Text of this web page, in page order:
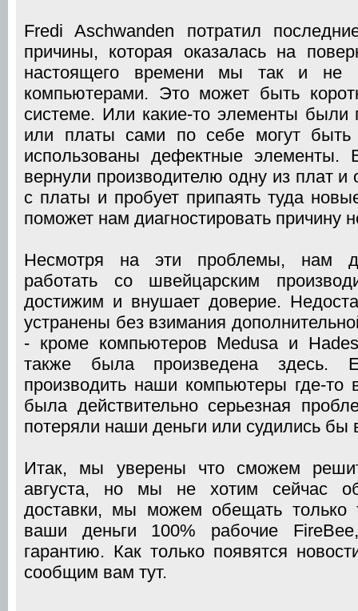
Fredi Aschwanden потратил
причины, которая оказалась на
настоящего времени мы так и не
компьютерами. Это может быть
системе. Или какие-то элементы были
или платы сами по себе могут
использованы дефектные
вернули производителю одну из плат
с платы и пробует припаять туда
поможет нам диагностировать причину
Несмотря на эти проблемы, нам
работать со швейцарским
достижим и внушает доверие.
устранены без взимания
- кроме компьютеров Medusa и
также была произведена
производить наши компьютеры где-
была действительно серьезная
потеряли наши деньги или судились бы
Итак, мы уверены что сможем
августа, но мы не хотим сейчас
доставки, мы можем обещать только
ваши деньги 100% рабочие
гарантию. Как только появятся
сообщим вам тут.